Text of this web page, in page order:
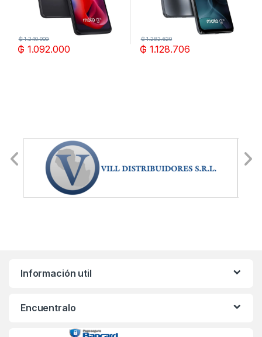
₲ 1.092.000
₲1.240.909
₲ 1.128.706
₲1.282.620
Información util
Encuentralo